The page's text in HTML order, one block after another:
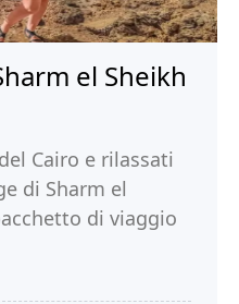
el Sheikh
Cairo e rilassati
di Sharm el
di viaggio